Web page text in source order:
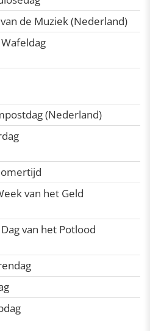
de Muziek (Nederland)
(Nederland)
van het Geld
van het Potlood